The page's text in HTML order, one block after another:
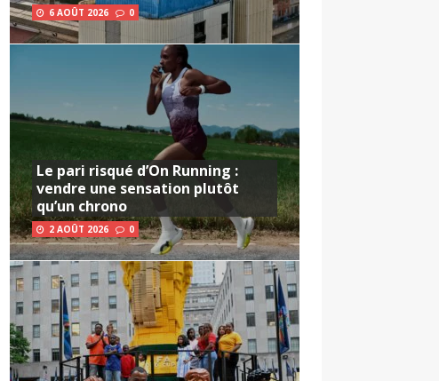
6 AOÛT 2026 0
Le pari risqué d’On Running :
vendre une sensation plutôt
qu’un chrono
2 AOÛT 2026 0